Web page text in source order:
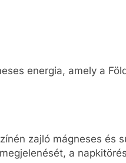
energia, amely a
zajló mágneses és
a